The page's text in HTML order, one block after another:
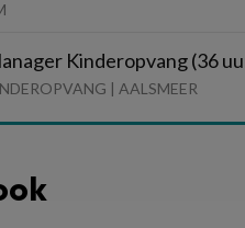
Kinderopvang (36
| AALSMEER